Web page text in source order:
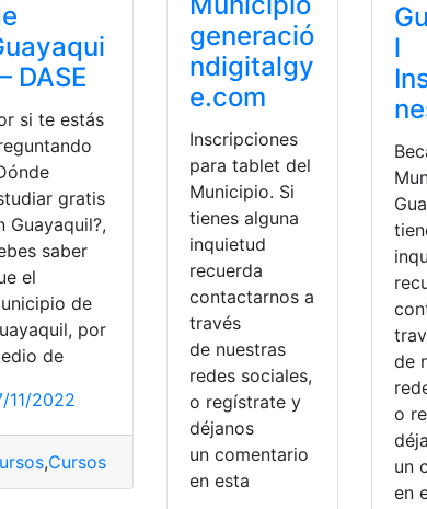
gratis, Municipio de Guayaquil
DASE
si te estás
gratis
Guayaquil?,
saber
el
de
por
de
11/2022
,Cursos gratis DASE, digitales,Gratis Guayaquil,
generació
ndigitalgy
e.com
Inscripciones
para tablet del
Municipio. Si
tienes alguna
inquietud
recuerda
contactarnos a
través
de nuestras
redes sociales,
o regístrate y
déjanos
un comentario
en esta
l
de
o
un
en